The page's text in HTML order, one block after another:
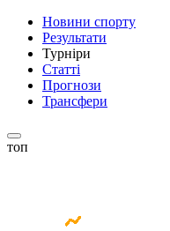
Новини спорту
Результати
Турніри
Статті
Прогнози
Трансфери
топ